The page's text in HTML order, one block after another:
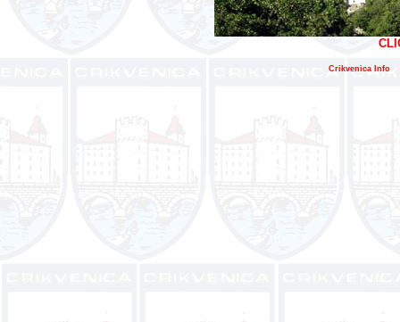
Crikvenica Info